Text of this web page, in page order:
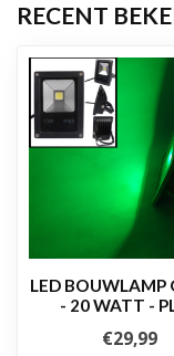
RECENT
LED BOUWLAMP
- 20 WATT -
€29,99